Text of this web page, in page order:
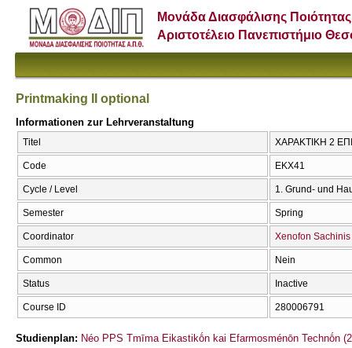
Μονάδα Διασφάλισης Ποιότητας
Αριστοτέλειο Πανεπιστήμιο
Printmaking II optional
Informationen zur Lehrveranstaltung
Titel ΧΑΡΑΚΤΙΚΗ 2
Code ΕΚΧ41
Cycle / Level 1. Grund- und
Semester Spring
Coordinator Xenofon Sachinis
Common Nein
Status Inactive
Course ID 280006791
Studienplan: Néo PPS Tmīma Eikastikṓn kai Efarmosménōn Technṓn